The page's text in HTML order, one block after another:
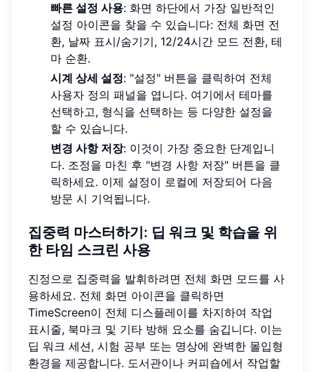
빠른 설정 사용: 화면 하단에서 가장 일반적인
설정 아이콘을 찾을 수 있습니다: 전체 화면 전
환, 날짜 표시/숨기기, 12/24시간 모드 전환, 테
마 순환.
시계 상세 설정: "설정" 버튼을 클릭하여 전체
사용자 정의 패널을 엽니다. 여기에서 테마를
선택하고, 형식을 선택하는 등 다양한 설정을
할 수 있습니다.
변경 사항 저장: 이것이 가장 중요한 단계입니
다. 조정을 마친 후 "변경 사항 저장" 버튼을 클
릭하세요. 이제 설정이 로컬에 저장되어 다음
방문 시 기억됩니다.
집중력 마스터하기: 딥 워크 및 학습을 위
한 타임 스크린 사용
진정으로 집중력을 발휘하려면 전체 화면 모드를 사
용하세요. 전체 화면 아이콘을 클릭하면
TimeScreen이 전체 디스플레이를 차지하여 작업
표시줄, 북마크 및 기타 방해 요소를 숨깁니다. 이는
딥 워크 세션, 시험 공부 또는 명상에 완벽한 몰입형
환경을 제공합니다. 도서관이나 커피숍에서 작업할